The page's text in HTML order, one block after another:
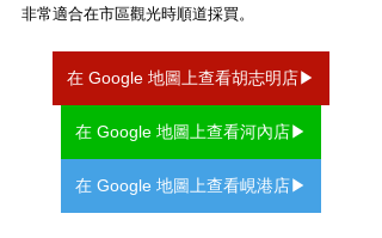
非常適合在市區觀光時順道採買。
在 Google 地圖上查看胡志明店▶
在 Google 地圖上查看河內店▶
在 Google 地圖上查看峴港店▶